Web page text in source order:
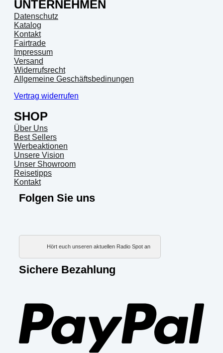
UNTERNEHMEN
Datenschutz
Katalog
Kontakt
Fairtrade
Impressum
Versand
Widerrufsrecht
Allgemeine Geschäftsbedinungen
Vertrag widerrufen
SHOP
Über Uns
Best Sellers
Werbeaktionen
Unsere Vision
Unser Showroom
Reisetipps
Kontakt
Folgen Sie uns
Hört euch unseren aktuellen Radio Spot an
Sichere Bezahlung